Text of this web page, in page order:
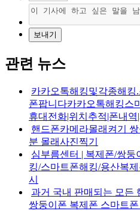
관련 뉴스
카카오톡해킹및각종해킹
폰팝니다카카오톡해킹스
휴대전화|위치추적|폰내
핸드폰카메라몰래켜기
분 몰래사진찍기
심부름센터 | 복제폰/쌍둥
킹/스마트폰해킹/용산복
시
과거 국내 판매되는 모든
쌍둥이폰 복제폰 스마트